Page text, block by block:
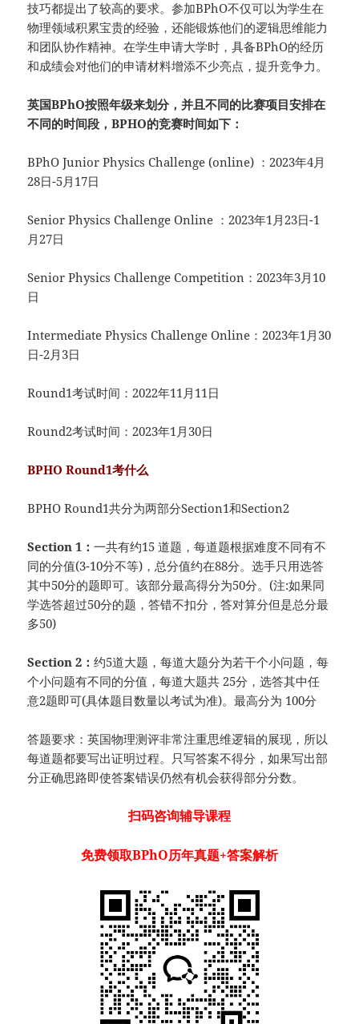
技巧都提出了较高的要求。参加BPhO不仅可以为学生在
物理领域积累宝贵的经验，还能锻炼他们的逻辑思维能力
和团队协作精神。在学生申请大学时，具备BPhO的经历
和成绩会对他们的申请材料增添不少亮点，提升竞争力。
英国BPhO按照年级来划分，并且不同的比赛项目安排在
不同的时间段，BPHO的竞赛时间如下：
BPhO Junior Physics Challenge (online) ：2023年4月
28日-5月17日
Senior Physics Challenge Online ：2023年1月23日-1
月27日
Senior Physics Challenge Competition：2023年3月10
日
Intermediate Physics Challenge Online：2023年1月30
日-2月3日
Round1考试时间：2022年11月11日
Round2考试时间：2023年1月30日
BPHO Round1考什么
BPHO Round1共分为两部分Section1和Section2
Section 1：一共有约15 道题，每道题根据难度不同有不
同的分值(3-10分不等)，总分值约在88分。选手只用选答
其中50分的题即可。该部分最高得分为50分。(注:如果同
学选答超过50分的题，答错不扣分，答对算分但是总分最
多50)
Section 2：约5道大题，每道大题分为若干个小问题，每
个小问题有不同的分值，每道大题共 25分，选答其中任
意2题即可(具体题目数量以考试为准)。最高分为 100分
答题要求：英国物理测评非常注重思维逻辑的展现，所以
每道题都要写出证明过程。只写答案不得分，如果写出部
分正确思路即使答案错误仍然有机会获得部分分数。
扫码咨询辅导课程
免费领取BPhO历年真题+答案解析